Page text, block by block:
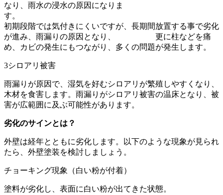
なり、雨水の浸水の原因になりま
す
初期段階では気付きにくいですが、長期間放置する事で劣化
が進み、雨漏りの原因となり、 更に柱などを痛
め、カビの発生にもつながり、多くの問題が発生します。
3シロアリ被害
雨漏りが原因で、湿気を好むシロアリが繁殖しやすくなり、
木材を食害します。雨漏りがシロアリ被害の温床となり、被
害が広範囲に及ぶ可能性があります。
劣化のサインとは？
外壁は経年とともに劣化します。以下のような現象が見られ
たら、外壁塗装を検討しましょう。
チョーキング現象（白い粉が付着）
塗料が劣化し、表面に白い粉が出てきた状態。